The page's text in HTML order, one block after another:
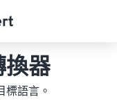
換器
標語言。